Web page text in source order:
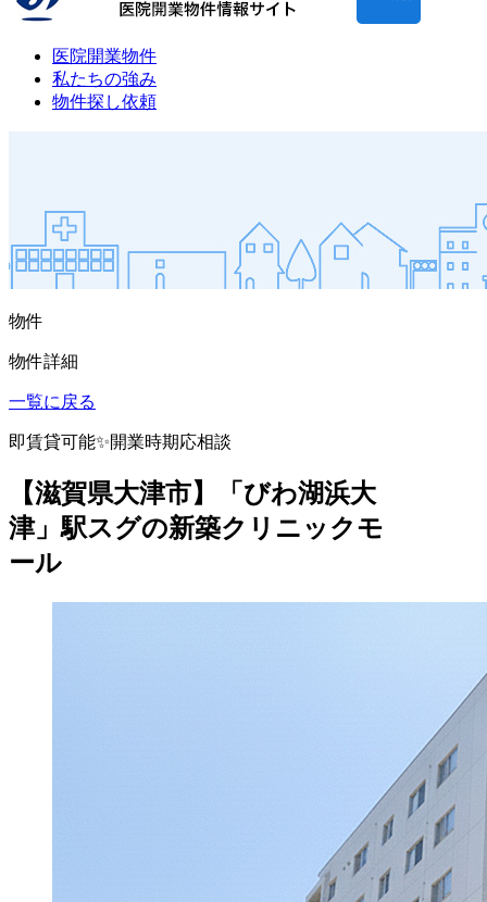
医院開業物件
私たちの強み
物件探し依頼
物件
物件詳細
一覧に戻る
即賃貸可能✨開業時期応相談
【滋賀県大津市】「びわ湖浜大
津」駅スグの新築クリニックモ
ール